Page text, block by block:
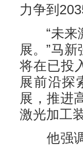
力争到
“未来激
展。”马
将在已投
展前沿探
展，推进
激光加工
他强调